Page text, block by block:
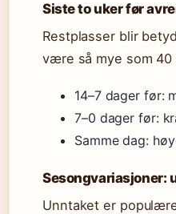
Siste to uker før
Restplasser blir
være så mye som 40
14–7 dager før:
7–0 dager før:
Samme dag:
Sesongvariasjoner:
Unntaket er